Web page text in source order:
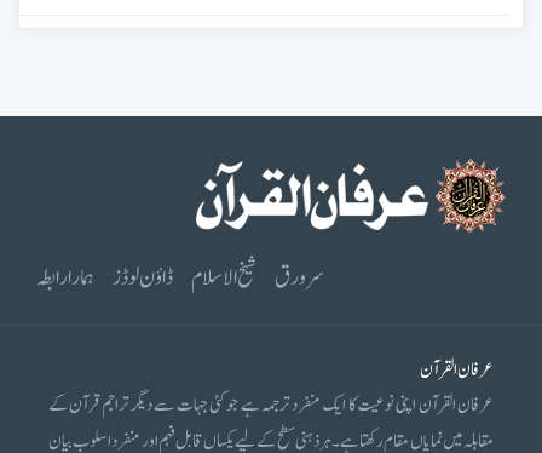
سرورق شیخ الاسلام ڈاؤن لوڈز ہمارا رابطہ
عرفان القرآن
عرفان القرآن اپنی نوعیت کا ایک منفرد ترجمہ ہے جو کئی جہات سے دیگر تراجم قرآن کے
مقابلہ میں نمایاں مقام رکھتا ہے۔ ہر ذہنی سطح کے لیے یکساں قابل فہم اور منفرد اسلوب بیان